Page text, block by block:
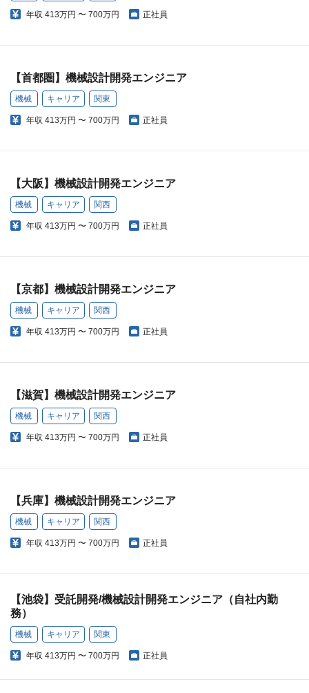
年収 413万円 〜 700万円 正社員
【首都圏】機械設計開発エンジニア
機械 キャリア 関東
年収 413万円 〜 700万円 正社員
【大阪】機械設計開発エンジニア
機械 キャリア 関西
年収 413万円 〜 700万円 正社員
【京都】機械設計開発エンジニア
機械 キャリア 関西
年収 413万円 〜 700万円 正社員
【滋賀】機械設計開発エンジニア
機械 キャリア 関西
年収 413万円 〜 700万円 正社員
【兵庫】機械設計開発エンジニア
機械 キャリア 関西
年収 413万円 〜 700万円 正社員
【池袋】受託開発/機械設計開発エンジニア（自社内勤
務）
機械 キャリア 関東
年収 413万円 〜 700万円 正社員